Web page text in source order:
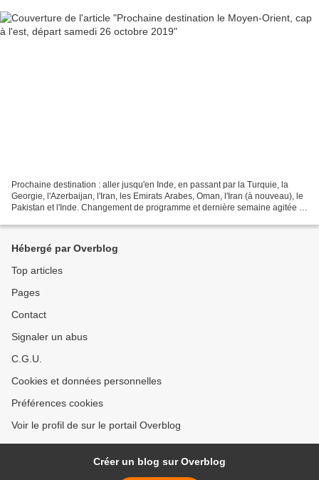
Prochaine destination : aller jusqu'en Inde, en passant par la Turquie, la
Georgie, l'Azerbaijan, l'Iran, les Emirats Arabes, Oman, l'Iran (à nouveau), le
Pakistan et l'Inde. Changement de programme et dernière semaine agitée :
Hébergé par Overblog
Top articles
Pages
Contact
Signaler un abus
C.G.U.
Cookies et données personnelles
Préférences cookies
Voir le profil de sur le portail Overblog
Créer un blog sur Overblog